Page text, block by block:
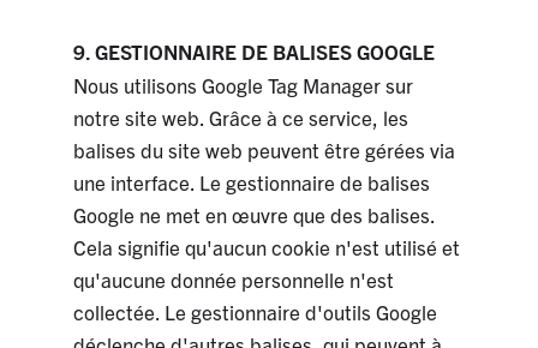
9. GESTIONNAIRE DE BALISES GOOGLE
Nous utilisons Google Tag Manager sur
notre site web. Grâce à ce service, les
balises du site web peuvent être gérées via
une interface. Le gestionnaire de balises
Google ne met en œuvre que des balises.
Cela signifie qu'aucun cookie n'est utilisé et
qu'aucune donnée personnelle n'est
collectée. Le gestionnaire d'outils Google